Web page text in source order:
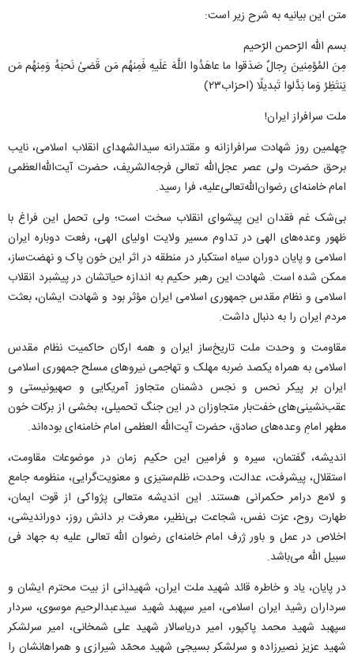
متن این بیانیه به شرح زیر است:
بسم الله الرّحمن الرّحیم
مِنَ المُؤمِنینَ رِجالٌ صَدَقوا ما عاهَدُوا اللَّهَ عَلَیهِ فَمِنهُم مَن قَضىٰ نَحبَهُ وَمِنهُم مَن
یَنتَظِرُ وَما بَدَّلوا تَبدیلًا (احزاب۲۳)
ملت سرافراز ایران!
چهلمین روز شهادت سرافرازانه و مقتدرانه سیدالشهدای انقلاب اسلامی، نایب
برحق حضرت ولی عصر عجل‌الله تعالی فرجه‌الشریف، حضرت آیت‌الله‌العظمی
امام خامنه‌ای رضوان‌الله‌تعالی‌علیه، فرا رسید.
بی‌شک غم فقدان این پیشوای انقلاب سخت است؛ ولی تحمل این فراغ با
ظهور وعده‌های الهی در تداوم مسیر ولایت اولیای الهی، رفعت دوباره ایران
اسلامی و پایان دوران سیاه استکبار در منطقه در اثر این خون پاک و نهضت‌ساز،
ممکن شده است. شهادت این رهبر حکیم به اندازه حیاتشان در پیشبرد انقلاب
اسلامی و نظام مقدس جمهوری اسلامی ایران مؤثر بود و شهادت ایشان، بعثت
مردم ایران را به دنبال داشت.
مقاومت و وحدت ملت تاریخ‌ساز ایران و همه ارکان حاکمیت نظام مقدس
اسلامی به همراه یکصد ضربه مهلک و تهاجمی نیرو‌های مسلح جمهوری اسلامی
ایران بر پیکر نحس و نجس دشمنان متجاوز آمریکایی و صهیونیستی و
عقب‌نشینی‌های خفت‌بار متجاوزان در این جنگ تحمیلی، بخشی از برکات خون
مطهر امامِ وعده‌های صادق، حضرت آیت‌الله العظمی امام خامنه‌ای بوده‌اند.
اندیشه، گفتمان، سیره و فرامین این حکیم زمان در موضوعات مقاومت،
استقلال، پیشرفت، عدالت، وحدت، ظلم‌ستیزی و معنویت‌گرایی، منظومه جامع
و لامع درامر حکمرانی هستند. این اندیشه متعالی پژواکی از قوت ایمان،
طهارت روح، عزت نفس، شجاعت بی‌نظیر، معرفت بر دانش روز، دوراندیشی،
اخلاص در عمل و باور ژرف امام خامنه‌ای رضوان الله تعالی علیه به جهاد فی
سبیل الله می‌باشد.
در پایان، یاد و خاطره قائد شهید ملت ایران، شهیدانی از بیت محترم ایشان و
سرداران رشید ایران اسلامی، امیر سپهبد شهید سیدعبدالرحیم موسوی، سردار
سپهبد شهید محمد پاکپور، امیر دریاسالار شهید علی شمخانی، امیر سرلشکر
شهید عزیز نصیرزاده و سرلشکر بسیجی شهید محمّد شیرازی و همراهانشان را